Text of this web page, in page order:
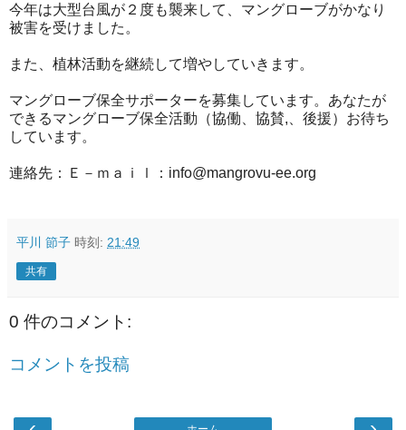
今年は大型台風が２度も襲来して、マングローブがかなり
被害を受けました。
また、植林活動を継続して増やしていきます。
マングローブ保全サポーターを募集しています。あなたが
できるマングローブ保全活動（協働、協賛,、後援）お待ち
しています。
連絡先：Ｅ－ｍａｉｌ：info@mangrovu-ee.org
平川 節子 時刻: 21:49
共有
0 件のコメント:
コメントを投稿